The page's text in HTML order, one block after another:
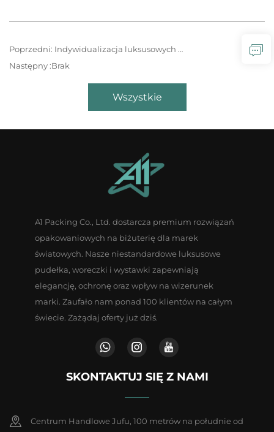
Poprzedni: Indywidualizacja luksusowych pudełek upominkowych Armani – wieczysta elegancja, stworzona dla ikonicznego stylu
Następny :Brak
Wszystkie
A1 Packing Co., Ltd. dostarcza premium rozwiązań
opakowaniowych na biżuterię dla marek
światowych. Nasze niestandardowe luksusowe
pudełka, woreczki i wystawki zapewniają
elegancję, ochronę oraz wpływ na wizerunek
marki. Zaufało nam ponad 100 klientów na całym
świecie. Zażądaj oferty już dziś.
SKONTAKTUJ SIĘ Z NAMI
Centrum Handlowe Jufu, 100 metrów na południe od